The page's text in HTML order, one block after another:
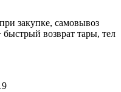
закупке, самовывоз
возврат тары, тел